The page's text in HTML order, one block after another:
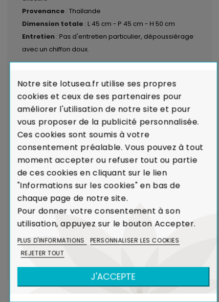
Provenance : Thaïlande
Dimension totale : L 45 cm - P 45 cm - H 50 cm
Entretien : Pas d'entretien particulier, dépoussiérage
avec un chiffon doux.
modalités de livraison
Garantie de Conformité : Satisfait ou
Remboursé.En cas de défaut majeur sur un produit
reçu ou de non-conformité par rapport à votre
commande, nous remplaçons aussitôt votre meuble.
Voir Charte de Qualité
Dans le cadre de la production de caoutchouc,
l'Hévéa était un arbre voué à l'incinération.
Le recyclage de l'Hévéa dans la réalisation de
CO₂ dans l'atmosphère.
Notre site lotusea.fr utilise ses propres
cookies et ceux de ses partenaires pour
améliorer l'utilisation de notre site et pour
vous proposer de la publicité personnalisée.
Ces cookies sont soumis à votre
consentement préalable. Vous pouvez à tout
moment accepter ou refuser tout ou partie
de ces cookies en cliquant sur le lien
"Informations sur les cookies" en bas de
chaque page de notre site.
Pour donner votre consentement à son
utilisation, appuyez sur le bouton Accepter.
PLUS D'INFORMATIONS
PERSONNALISER LES COOKIES
REJETER TOUT
J'ACCEPTE